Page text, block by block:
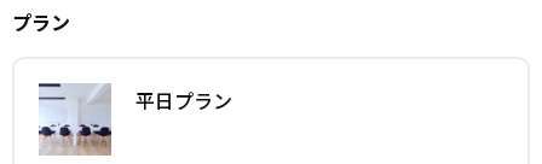
プラン
平日プラン